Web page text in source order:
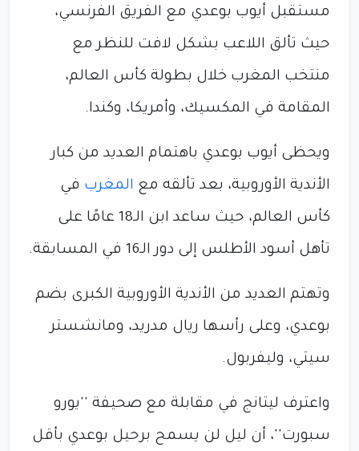
مستقبل أيوب بوعدي مع الفريق الفرنسي،
حيث تألق اللاعب بشكل لافت للنظر مع
منتخب المغرب خلال بطولة كأس العالم،
المقامة في المكسيك، وأمريكا، وكندا.
ويحظى أيوب بوعدي باهتمام العديد من كبار
الأندية الأوروبية، بعد تألقه مع المغرب في
كأس العالم، حيث ساعد ابن الـ18 عامًا على
تأهل أسود الأطلس إلى دور الـ16 في المسابقة.
وتهتم العديد من الأندية الأوروبية الكبرى بضم
بوعدي، وعلى رأسها ريال مدريد، ومانشستر
سيتي، وليفربول.
واعترف ليتانج في مقابلة مع صحيفة ''يورو
سبورت''، أن ليل لن يسمح برحيل بوعدي بأقل